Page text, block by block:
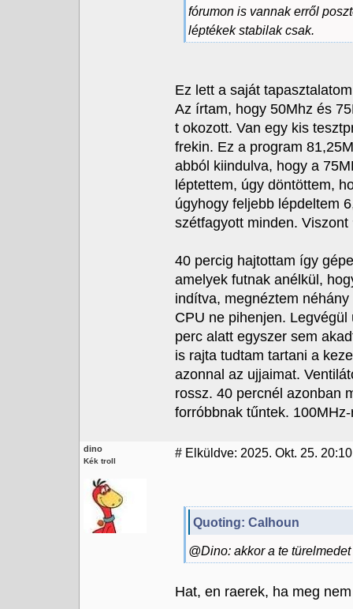
fórumon is vannak erről
léptékek stabilak csak.
Ez lett a saját
Az írtam, hogy 50Mhz és
t okozott. Van egy kis
frekin. Ez a program
abból kiindulva, hogy a
léptettem, úgy döntöttem,
úgyhogy feljebb lépdeltem
szétfagyott minden.
40 percig hajtottam így
amelyek futnak anélkül,
indítva, megnéztem
CPU ne pihenjen.
perc alatt egyszer sem
is rajta tudtam tartani a
azonnal az ujjaimat.
rossz. 40 percnél azonban
forróbbnak tűntek.
dino
Kék troll
# Elküldve: 2025. Okt. 25.
Quoting: Calhoun
@Dino: akkor a te
Hat, en raerek, ha meg